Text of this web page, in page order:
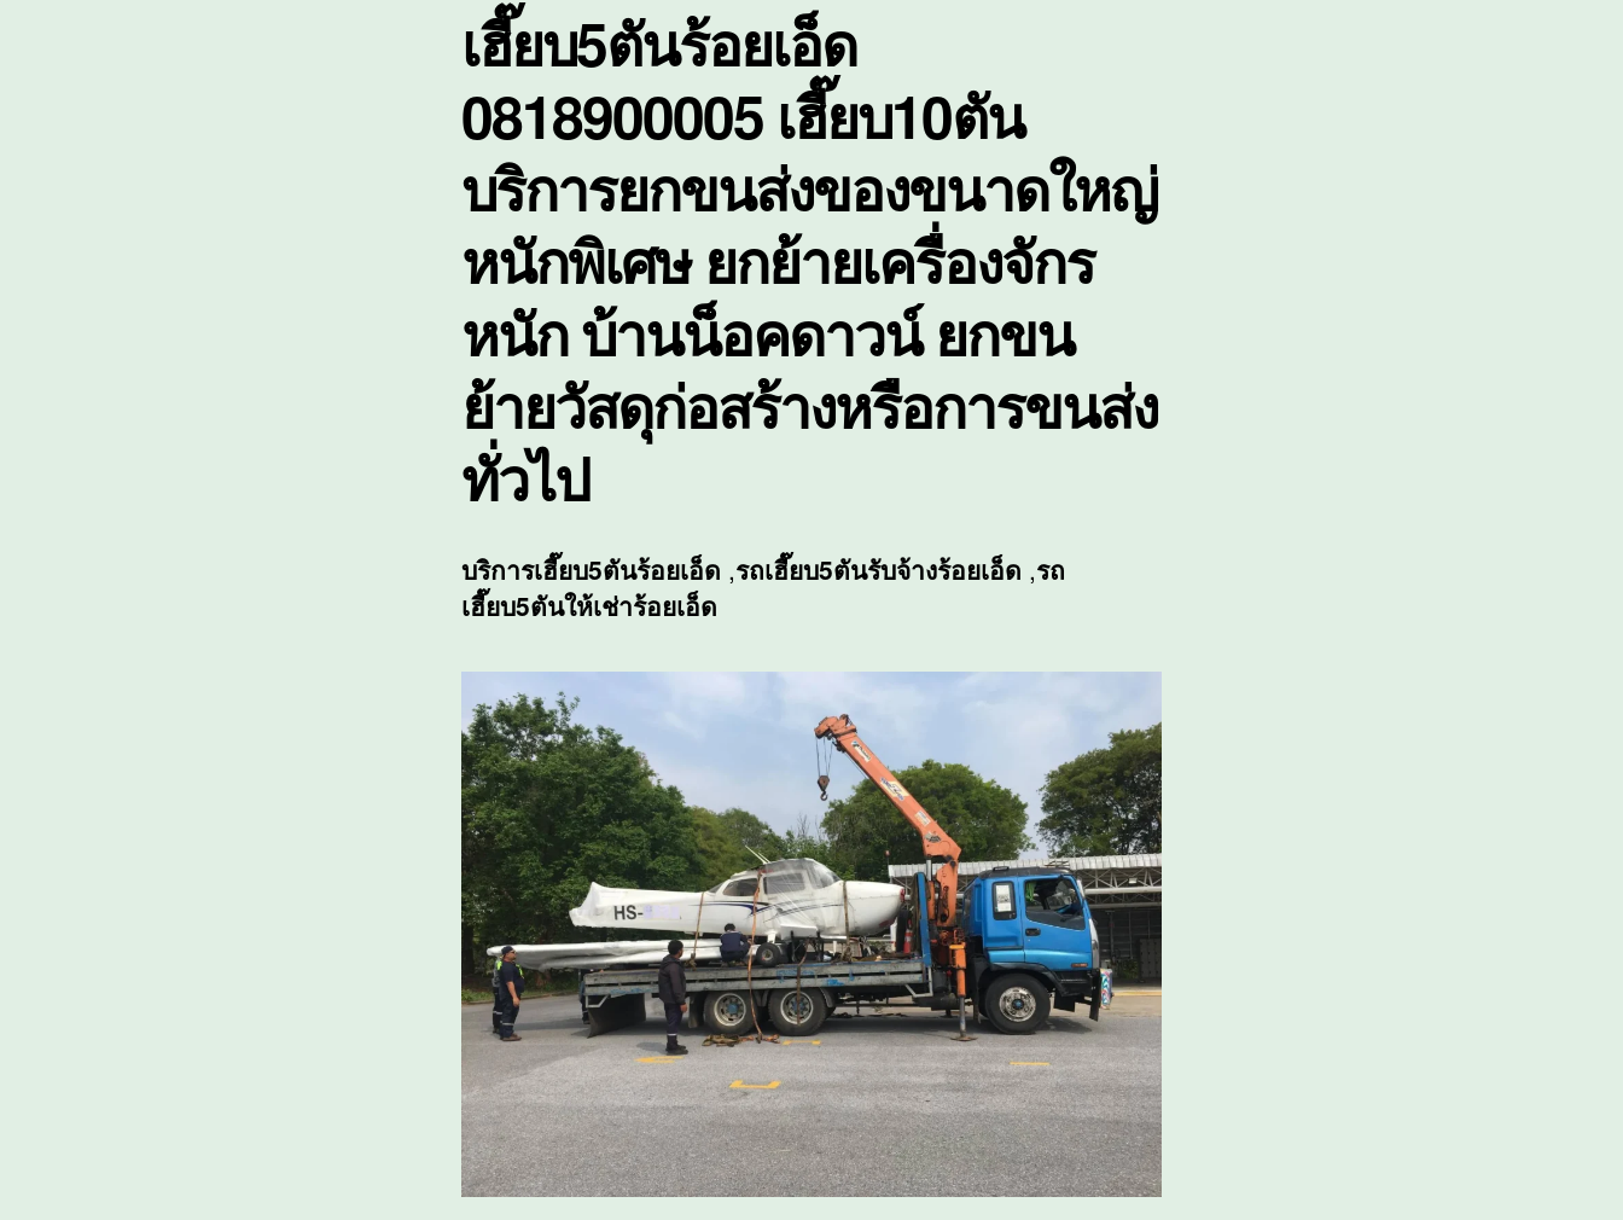
เฮี๊ยบ5ตันร้อยเอ็ด
0818900005 เฮี๊ยบ10ตัน
บริการยกขนส่งของขนาดใหญ่
หนักพิเศษ ยกย้ายเครื่องจักร
หนัก บ้านน็อคดาวน์ ยกขน
ย้ายวัสดุก่อสร้างหรือการขนส่ง
ทั่วไป
บริการเฮี๊ยบ5ตันร้อยเอ็ด ,รถเฮี๊ยบ5ตันรับจ้างร้อยเอ็ด ,รถ
เฮี๊ยบ5ตันให้เช่าร้อยเอ็ด